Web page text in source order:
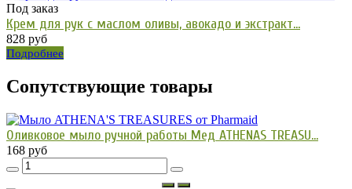
Под заказ
Крем для рук с маслом оливы, авокадо и экстракт...
828 руб
Подробнее
Сопутствующие товары
Оливковое мыло ручной работы Мед ATHENAS TREASU...
168 руб